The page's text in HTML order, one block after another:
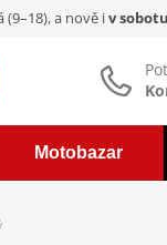
(9–18), a nově iv sobotu
Motobazar